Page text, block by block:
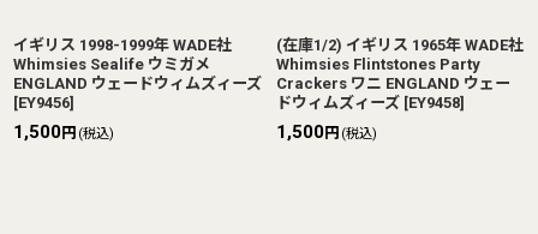
イギリス 1998-1999年 WADE社
Whimsies Sealife ウミガメ
ENGLAND ウェードウィムズィーズ
[EY9456]
1,500円 (税込)
(在庫1/2) イギリス 1965年 WADE社
Whimsies Flintstones Party
Crackers ワニ ENGLAND ウェー
ドウィムズィーズ [EY9458]
1,500円 (税込)